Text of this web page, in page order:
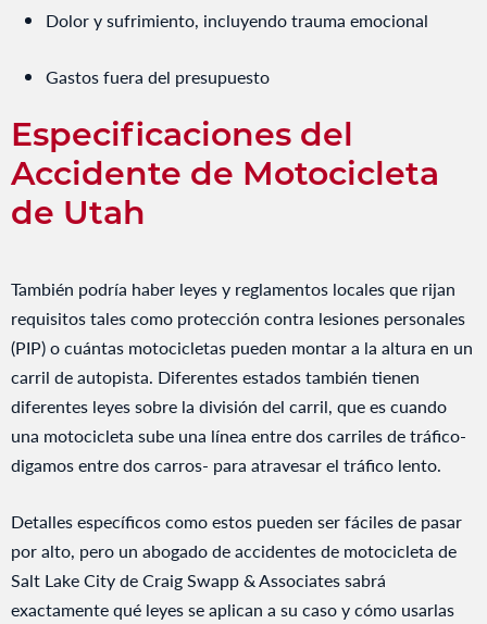
Dolor y sufrimiento, incluyendo trauma emocional
Gastos fuera del presupuesto
Especificaciones del
Accidente de Motocicleta
de Utah
También podría haber leyes y reglamentos locales que rijan
requisitos tales como protección contra lesiones personales
(PIP) o cuántas motocicletas pueden montar a la altura en un
carril de autopista. Diferentes estados también tienen
diferentes leyes sobre la división del carril, que es cuando
una motocicleta sube una línea entre dos carriles de tráfico-
digamos entre dos carros- para atravesar el tráfico lento.
Detalles específicos como estos pueden ser fáciles de pasar
por alto, pero un abogado de accidentes de motocicleta de
Salt Lake City de Craig Swapp & Associates sabrá
exactamente qué leyes se aplican a su caso y cómo usarlas